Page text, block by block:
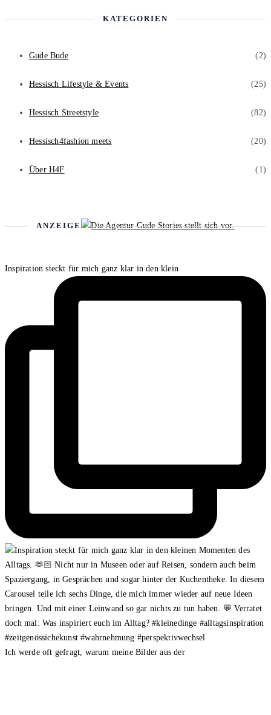
KATEGORIEN
Gude Bude (2)
Hessisch Lifestyle & Events (25)
Hessisch Streetstyle (82)
Hessisch4fashion meets (20)
Über H4F (1)
ANZEIGE
Inspiration steckt für mich ganz klar in den klein
Ich werde oft gefragt, warum meine Bilder aus der